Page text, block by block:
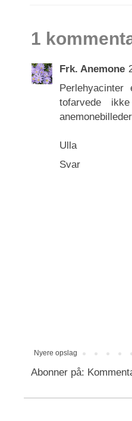
1
Frk. Anemone
tofarvede
Ulla
Svar
Nyere opslag
Abonner på: